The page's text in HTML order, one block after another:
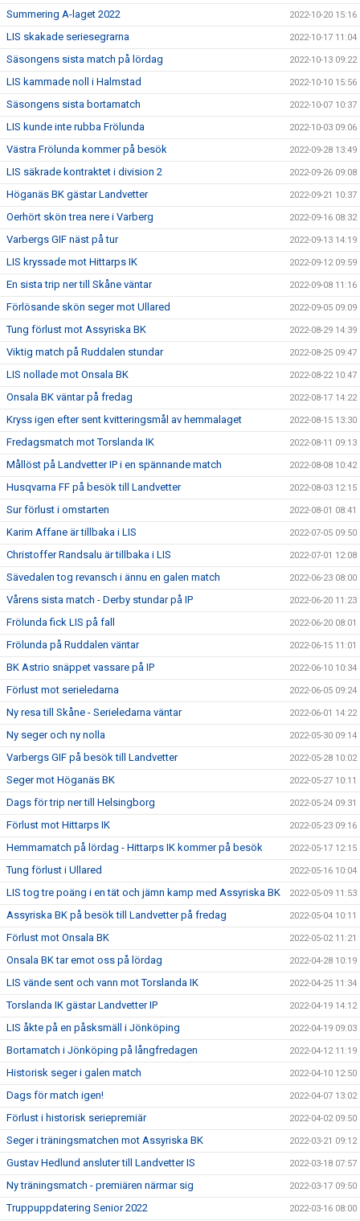
Summering A-laget 2022 2022-10-20 15:16
LIS skakade seriesegrarna 2022-10-17 11:04
Säsongens sista match på lördag 2022-10-13 09:22
LIS kammade noll i Halmstad 2022-10-10 15:56
Säsongens sista bortamatch 2022-10-07 10:37
LIS kunde inte rubba Frölunda 2022-10-03 09:06
Västra Frölunda kommer på besök 2022-09-28 13:49
LIS säkrade kontraktet i division 2 2022-09-26 09:08
Höganäs BK gästar Landvetter 2022-09-21 10:37
Oerhört skön trea nere i Varberg 2022-09-16 08:32
Varbergs GIF näst på tur 2022-09-13 14:19
LIS kryssade mot Hittarps IK 2022-09-12 09:59
En sista trip ner till Skåne väntar 2022-09-08 11:16
Förlösande skön seger mot Ullared 2022-09-05 09:09
Tung förlust mot Assyriska BK 2022-08-29 14:39
Viktig match på Ruddalen stundar 2022-08-25 09:47
LIS nollade mot Onsala BK 2022-08-22 10:47
Onsala BK väntar på fredag 2022-08-17 14:22
Kryss igen efter sent kvitteringsmål av hemmalaget 2022-08-15 13:30
Fredagsmatch mot Torslanda IK 2022-08-11 09:13
Mållöst på Landvetter IP i en spännande match 2022-08-08 10:42
Husqvarna FF på besök till Landvetter 2022-08-03 12:15
Sur förlust i omstarten 2022-08-01 08:41
Karim Affane är tillbaka i LIS 2022-07-05 09:50
Christoffer Randsalu är tillbaka i LIS 2022-07-01 12:08
Sävedalen tog revansch i ännu en galen match 2022-06-23 08:00
Vårens sista match - Derby stundar på IP 2022-06-20 11:23
Frölunda fick LIS på fall 2022-06-20 08:01
Frölunda på Ruddalen väntar 2022-06-15 11:01
BK Astrio snäppet vassare på IP 2022-06-10 10:34
Förlust mot serieledarna 2022-06-05 09:24
Ny resa till Skåne - Serieledarna väntar 2022-06-01 14:22
Ny seger och ny nolla 2022-05-30 09:14
Varbergs GIF på besök till Landvetter 2022-05-28 10:02
Seger mot Höganäs BK 2022-05-27 10:11
Dags för trip ner till Helsingborg 2022-05-24 09:31
Förlust mot Hittarps IK 2022-05-23 09:16
Hemmamatch på lördag - Hittarps IK kommer på besök 2022-05-17 12:15
Tung förlust i Ullared 2022-05-16 10:04
LIS tog tre poäng i en tät och jämn kamp med Assyriska BK 2022-05-09 11:53
Assyriska BK på besök till Landvetter på fredag 2022-05-04 10:11
Förlust mot Onsala BK 2022-05-02 11:21
Onsala BK tar emot oss på lördag 2022-04-28 10:19
LIS vände sent och vann mot Torslanda IK 2022-04-25 11:34
Torslanda IK gästar Landvetter IP 2022-04-19 14:12
LIS åkte på en påsksmäll i Jönköping 2022-04-19 09:03
Bortamatch i Jönköping på långfredagen 2022-04-12 11:19
Historisk seger i galen match 2022-04-10 12:50
Dags för match igen! 2022-04-07 13:02
Förlust i historisk seriepremiär 2022-04-02 09:50
Seger i träningsmatchen mot Assyriska BK 2022-03-21 09:12
Gustav Hedlund ansluter till Landvetter IS 2022-03-18 07:57
Ny träningsmatch - premiären närmar sig 2022-03-17 09:50
Truppuppdatering Senior 2022 2022-03-16 08:00